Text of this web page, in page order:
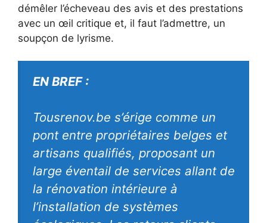
démêler l’écheveau des avis et des prestations
avec un œil critique et, il faut l’admettre, un
soupçon de lyrisme.
EN BREF :
Tousrenov.be s’érige comme un
pont entre propriétaires belges et
artisans qualifiés, proposant un
large éventail de services allant de
la rénovation intérieure à
l’installation de systèmes